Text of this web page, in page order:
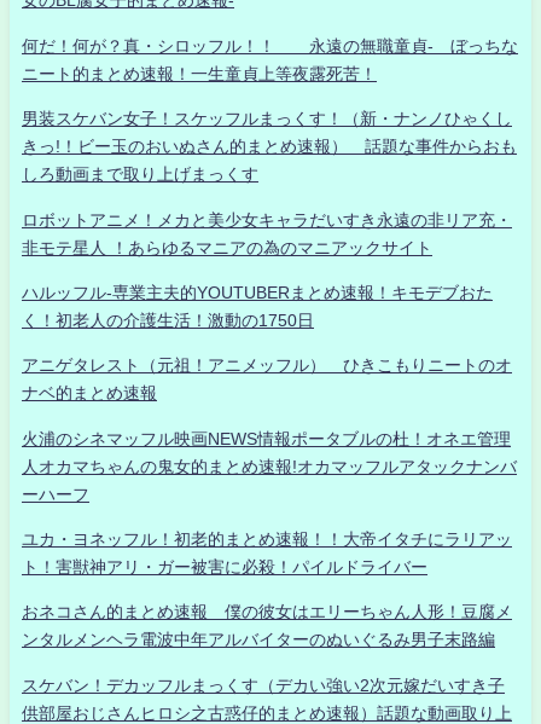
何だ！何が？真・シロッフル！！ 永遠の無職童貞- ぼっちな
ニート的まとめ速報！一生童貞上等夜露死苦！
男装スケバン女子！スケッフルまっくす！（新・ナンノひゃくし
きっ!！ビー玉のおいぬさん的まとめ速報） 話題な事件からおも
しろ動画まで取り上げまっくす
ロボットアニメ！メカと美少女キャラだいすき永遠の非リア充・
非モテ星人 ！あらゆるマニアの為のマニアックサイト
ハルッフル-専業主夫的YOUTUBERまとめ速報！キモデブおた
く！初老人の介護生活！激動の1750日
アニゲタレスト（元祖！アニメッフル） ひきこもりニートのオ
ナベ的まとめ速報
火浦のシネマッフル映画NEWS情報ポータブルの杜！オネエ管理
人オカマちゃんの鬼女的まとめ速報!オカマッフルアタックナンバ
ーハーフ
ユカ・ヨネッフル！初老的まとめ速報！！大帝イタチにラリアッ
ト！害獣神アリ・ガー被害に必殺！パイルドライバー
おネコさん的まとめ速報 僕の彼女はエリーちゃん人形！豆腐メ
ンタルメンヘラ電波中年アルバイターのぬいぐるみ男子末路編
スケバン！デカッフルまっくす（デカい強い2次元嫁だいすき子
供部屋おじさんヒロシ之古惑仔的まとめ速報）話題な動画取り上